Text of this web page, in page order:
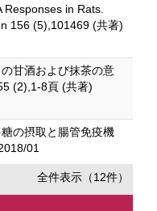
in Rats.
156 (5),101469 (共著)
甘酒および抹茶の意
(2),1-8頁 (共著)
の摂取と腸管免疫機
01
全件表示（12件）